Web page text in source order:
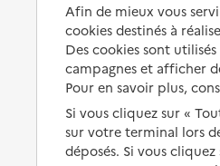
Préserver son autonomie et sa
santé
Organiser à l'avance sa propre
protection
Les mesures de protection
Les obligations de la famille
Afin de mieux vous
cookies destinés à
Des cookies sont
campagnes et afficher
Pour en savoir plus,
Si vous cliquez sur «
sur votre terminal lors
déposés. Si vous